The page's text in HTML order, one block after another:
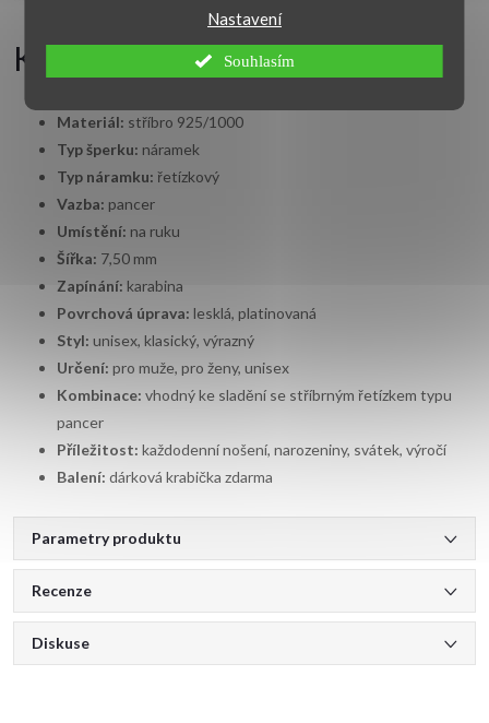
Nastavení
Souhlasím
Klíčové vlastnosti
Materiál: stříbro 925/1000
Typ šperku: náramek
Typ náramku: řetízkový
Vazba: pancer
Umístění: na ruku
Šířka: 7,50 mm
Zapínání: karabina
Povrchová úprava: lesklá, platinovaná
Styl: unisex, klasický, výrazný
Určení: pro muže, pro ženy, unisex
Kombinace: vhodný ke sladění se stříbrným řetízkem typu
pancer
Příležitost: každodenní nošení, narozeniny, svátek, výročí
Balení: dárková krabička zdarma
Parametry produktu
Recenze
Diskuse